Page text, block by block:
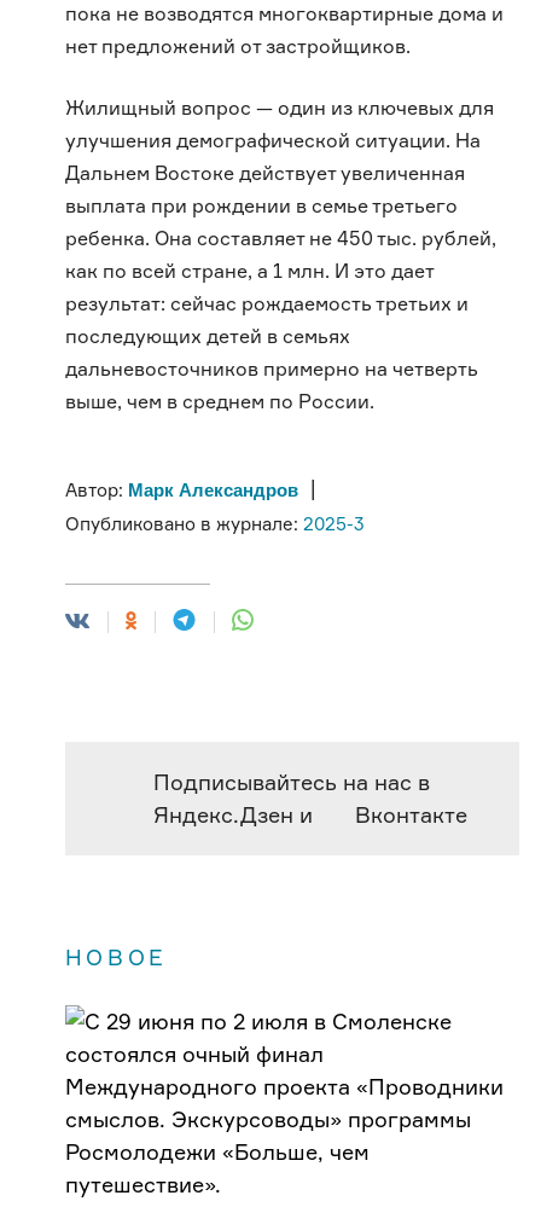
пока не возводятся многоквартирные дома и
нет предложений от застройщиков.
Жилищный вопрос — один из ключевых для
улучшения демографической ситуации. На
Дальнем Востоке действует увеличенная
выплата при рождении в семье третьего
ребенка. Она составляет не 450 тыс. рублей,
как по всей стране, а 1 млн. И это дает
результат: сейчас рождаемость третьих и
последующих детей в семьях
дальневосточников примерно на четверть
выше, чем в среднем по России.
Автор: Марк Александров|
Опубликовано в журнале: 2025-3
Подписывайтесь на нас в
Яндекс.Дзен и Вконтакте
НОВОЕ